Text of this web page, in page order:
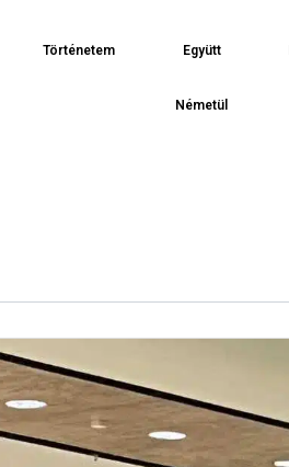
Történetem Együtt
Németül